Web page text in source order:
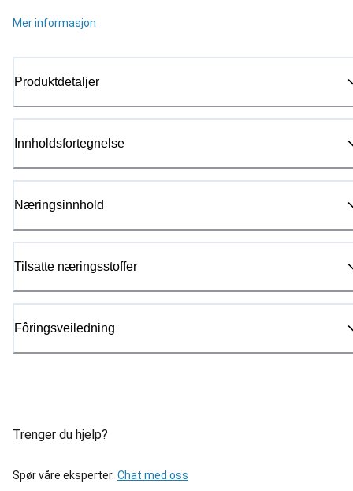
Mer informasjon
Produktdetaljer
Innholdsfortegnelse
Næringsinnhold
Tilsatte næringsstoffer
Fôringsveiledning
Trenger du hjelp?
Spør våre eksperter. Chat med oss